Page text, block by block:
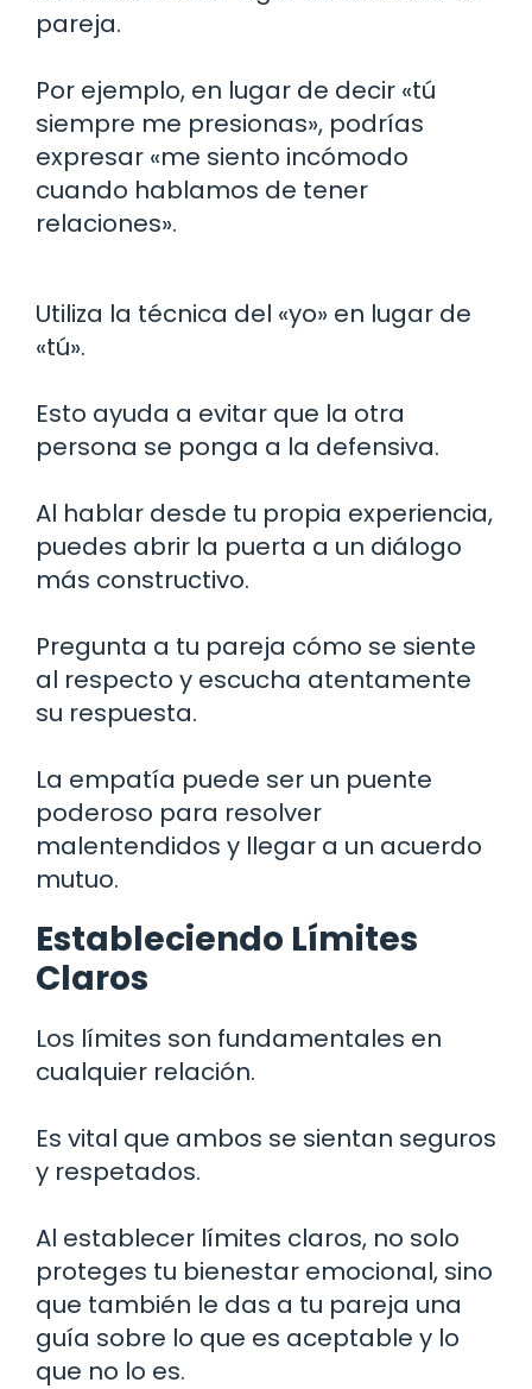
pareja.
Por ejemplo, en lugar de decir «tú
siempre me presionas», podrías
expresar «me siento incómodo
cuando hablamos de tener
relaciones».
Utiliza la técnica del «yo» en lugar de
«tú».
Esto ayuda a evitar que la otra
persona se ponga a la defensiva.
Al hablar desde tu propia experiencia,
puedes abrir la puerta a un diálogo
más constructivo.
Pregunta a tu pareja cómo se siente
al respecto y escucha atentamente
su respuesta.
La empatía puede ser un puente
poderoso para resolver
malentendidos y llegar a un acuerdo
mutuo.
Estableciendo Límites
Claros
Los límites son fundamentales en
cualquier relación.
Es vital que ambos se sientan seguros
y respetados.
Al establecer límites claros, no solo
proteges tu bienestar emocional, sino
que también le das a tu pareja una
guía sobre lo que es aceptable y lo
que no lo es.